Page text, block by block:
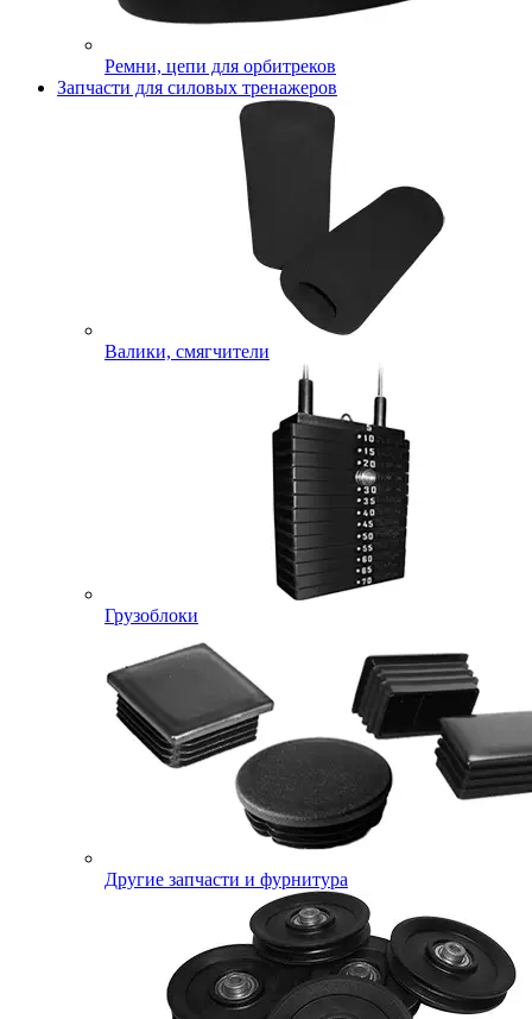
Ремни, цепи для орбитреков
Запчасти для силовых тренажеров
Валики, смягчители
Грузоблоки
Другие запчасти и фурнитура